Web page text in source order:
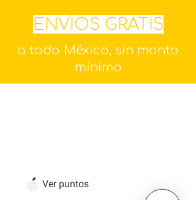
ENVÍOS GRATIS
a todo México, sin monto
mínimo
Ver puntos